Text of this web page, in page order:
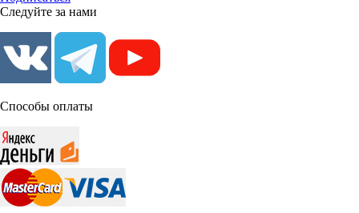
Следуйте за нами
Способы оплаты